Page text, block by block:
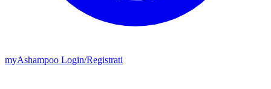
myAshampoo Login/Registrati